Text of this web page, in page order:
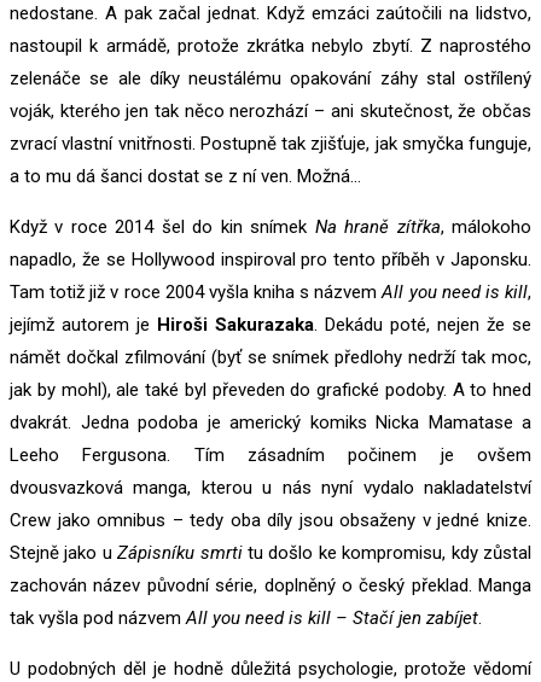
nedostane. A pak začal jednat. Když emzáci zaútočili na lidstvo,
nastoupil k armádě, protože zkrátka nebylo zbytí. Z naprostého
zelenáče se ale díky neustálému opakování záhy stal ostřílený
voják, kterého jen tak něco nerozhází – ani skutečnost, že občas
zvrací vlastní vnitřnosti. Postupně tak zjišťuje, jak smyčka funguje,
a to mu dá šanci dostat se z ní ven. Možná…
Když v roce 2014 šel do kin snímek Na hraně zítřka, málokoho
napadlo, že se Hollywood inspiroval pro tento příběh v Japonsku.
Tam totiž již v roce 2004 vyšla kniha s názvemAll you need is kill,
jejímž autorem je Hiroši Sakurazaka. Dekádu poté, nejen že se
námět dočkal zfilmování (byť se snímek předlohy nedrží tak moc,
jak by mohl), ale také byl převeden do grafické podoby. A to hned
dvakrát. Jedna podoba je americký komiks Nicka Mamatase a
Leeho Fergusona. Tím zásadním počinem je ovšem
dvousvazková manga, kterou u nás nyní vydalo nakladatelství
Crew jako omnibus – tedy oba díly jsou obsaženy v jedné knize.
Stejně jako uZápisníku smrtitu došlo ke kompromisu, kdy zůstal
zachován název původní série, doplněný o český překlad. Manga
tak vyšla pod názvemAll you need is kill – Stačí jen zabíjet.
U podobných děl je hodně důležitá psychologie, protože vědomí